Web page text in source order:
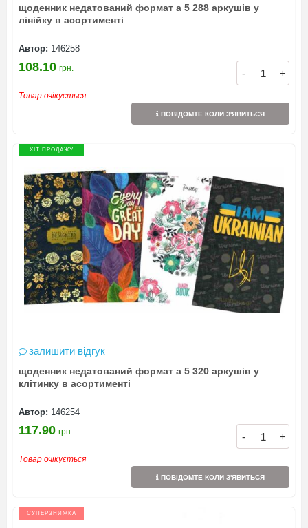
щоденник недатований формат а 5 288 аркушів у
лінійку в асортименті
Автор: 146258
- +
108.10 грн.
Товар очікується
ПОВІДОМТЕ КОЛИ З'ЯВИТЬСЯ
ХІТ ПРОДАЖУ
залишити відгук
щоденник недатований формат а 5 320 аркушів у
клітинку в асортименті
Автор: 146254
- +
117.90 грн.
Товар очікується
ПОВІДОМТЕ КОЛИ З'ЯВИТЬСЯ
СУПЕРЗНИЖКА